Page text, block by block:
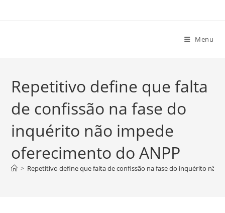
Menu
Repetitivo define que falta
de confissão na fase do
inquérito não impede
oferecimento do ANPP
> Repetitivo define que falta de confissão na fase do inquérito não